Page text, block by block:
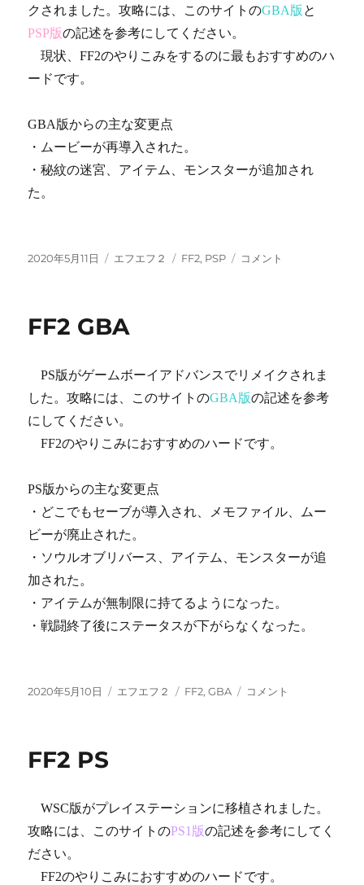
クされました。攻略には、このサイトのGBA版 と
PSP版の記述を参考にしてください。
現状、FF2のやりこみをするのに最もおすすめのハ
ードです。
GBA版からの主な変更点
・ムービーが再導入された。
・秘紋の迷宮、アイテム、モンスターが追加され
た。
投
2020年5月11日
カ
ー
エフエフ２
タ
FF2, PSP
FF2
コメント
FF2 GBA
PS版がゲームボーイアドバンスでリメイクされま
した。攻略には、このサイトのGBA版の記述を参考
にしてください。
FF2のやりこみにおすすめのハードです。
PS版からの主な変更点
・どこでもセーブが導入され、メモファイル、ムー
ビーが廃止された。
・ソウルオブリバース、アイテム、モンスターが追
加された。
・アイテムが無制限に持てるようになった。
・戦闘終了後にステータスが下がらなくなった。
投
2020年5月10日
カ
エフエフ２
タ
FF2,GBA
FF2
コメント
FF2 PS
WSC版がプレイステーションに移植されました。
攻略には、このサイトのPS1版の記述を参考にしてく
ださい。
FF2のやりこみにおすすめのハードです。